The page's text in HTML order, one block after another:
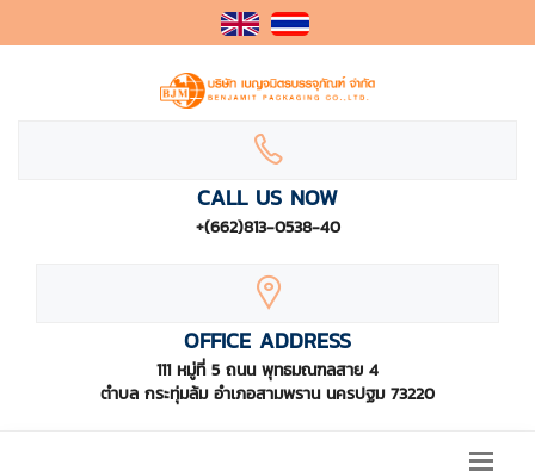
CALL US NOW
+(662)813-0538-40
OFFICE ADDRESS
111 หมู่ที่ 5 ถนน พุทธมณฑลสาย 4
ตำบล กระทุ่มล้ม อำเภอสามพราน นครปฐม 73220